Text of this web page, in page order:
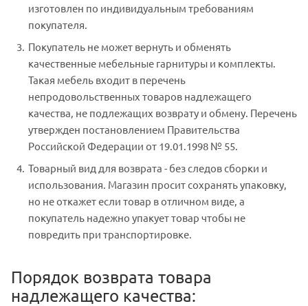
изготовлен по индивидуальным требованиям
покупателя.
Покупатель не может вернуть и обменять
качественные мебельные гарнитуры и комплекты.
Такая мебель входит в перечень
непродовольственных товаров надлежащего
качества, не подлежащих возврату и обмену. Перечень
утвержден постановлением Правительства
Российской Федерации от 19.01.1998 № 55.
Товарный вид для возврата - без следов сборки и
использования. Магазин просит сохранять упаковку,
но не откажет если товар в отличном виде, а
покупатель надежно упакует товар чтобы не
повредить при транспортировке.
Порядок возврата товара
надлежащего качества: